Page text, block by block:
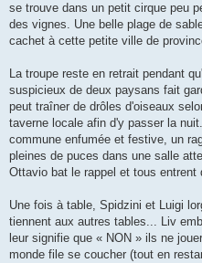
se trouve dans un petit cirque peu
des vignes. Une belle plage de
cachet à cette petite ville de
La troupe reste en retrait pendant
suspicieux de deux paysans fait
peut traîner de drôles d'oiseaux
taverne locale afin d'y passer la
commune enfumée et festive, un
pleines de puces dans une salle
Ottavio bat le rappel et tous entrent
Une fois à table, Spidzini et Luigi
tiennent aux autres tables... Liv
leur signifie que « NON » ils ne
monde file se coucher (tout en